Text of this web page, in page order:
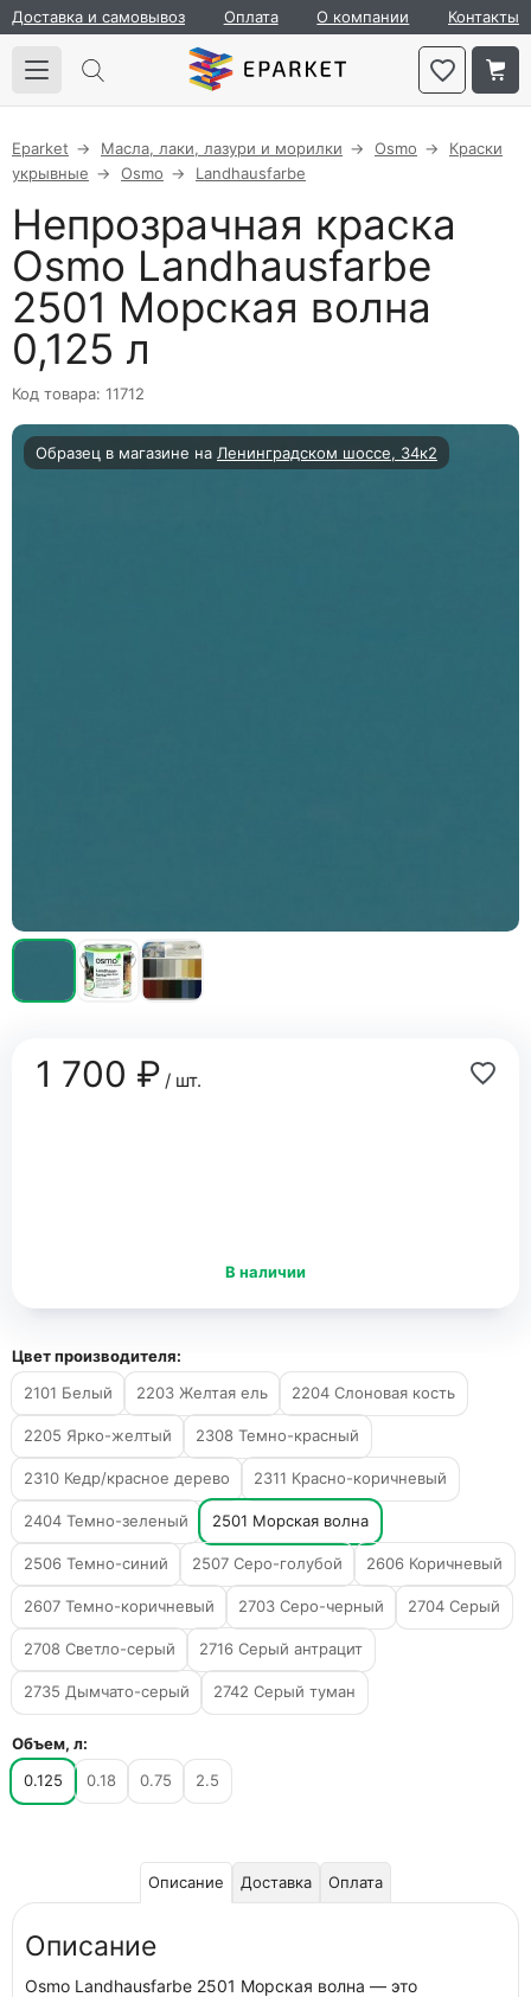
Доставка и самовывоз Оплата О компании Контакты
Eparket Масла, лаки, лазури и морилки Osmo
Краски
укрывные
Osmo Landhausfarbe
Непрозрачная краска
Osmo Landhausfarbe
2501 Морская волна
0,125 л
Код товара: 11712
Образец в магазине на Ленинградском шоссе, 34к2
1 700 ₽/ шт.
В наличии
Цвет производителя:
2101 Белый
2203 Желтая ель 2204 Слоновая кость
2205 Ярко-желтый 2308 Темно-красный
2310 Кедр/красное дерево 2311 Красно-коричневый
2404 Темно-зеленый 2501 Морская волна
2506 Темно-синий 2507 Серо-голубой 2606 Коричневый
2607 Темно-коричневый 2703 Серо-черный 2704 Серый
2708 Светло-серый 2716 Серый антрацит
2735 Дымчато-серый 2742 Серый туман
Объем, л:
0.125
0.18 0.75 2.5
Описание Доставка Оплата
Описание
Osmo Landhausfarbe 2501 Морская волна — это